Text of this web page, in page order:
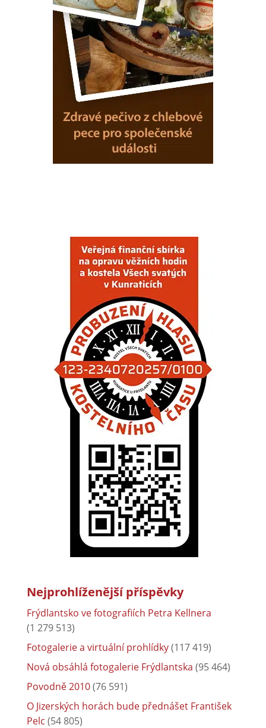
Nejprohlíženější příspěvky
Frýdlantsko ve fotografiích Petra Kellnera
(1 279 513)
Fotogalerie a virtuální prohlídky(117 419)
Nová obsáhlá fotogalerie Frýdlantska (95 464)
Povodně 2010(76 591)
O Jizerských horách bude přednášet František
Pelc (54 805)